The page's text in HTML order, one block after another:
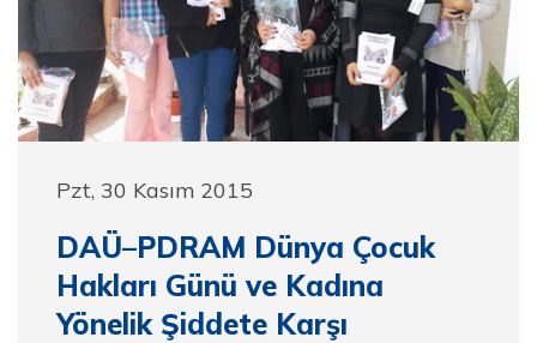
Pzt, 30 Kasım 2015
DAÜ–PDRAM Dünya Çocuk
Hakları Günü ve Kadına
Yönelik Şiddete Karşı